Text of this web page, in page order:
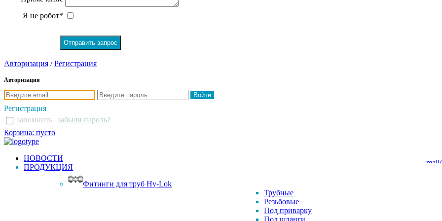
Я не робот*
Авторизация /Регистрация
Авторизация
Регистрация
запомнить | забыли пароль?
Корзина: пусто
НОВОСТИ
ПРОДУКЦИЯ
Фитинги для труб Hy-Lok
Трубные
Резьбовые
Под приварку
Под шланги